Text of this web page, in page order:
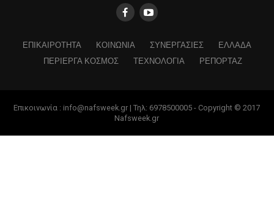
ΕΠΙΚΑΙΡΟΤΗΤΑ ΚΟΙΝΩΝΙΑ ΣΥΝΕΡΓΑΣΙΕΣ
ΕΛΛΑΔΑ
ΠΕΡΙΕΡΓΑ ΚΟΣΜΟΣ
ΤΕΧΝΟΛΟΓΙΑ ΡΕΠΟΡΤΑΖ
Επικοινωνία : info@nafsweek.gr | Τηλ: 6978500005 - Copyright © 2017
Nafsweek.gr